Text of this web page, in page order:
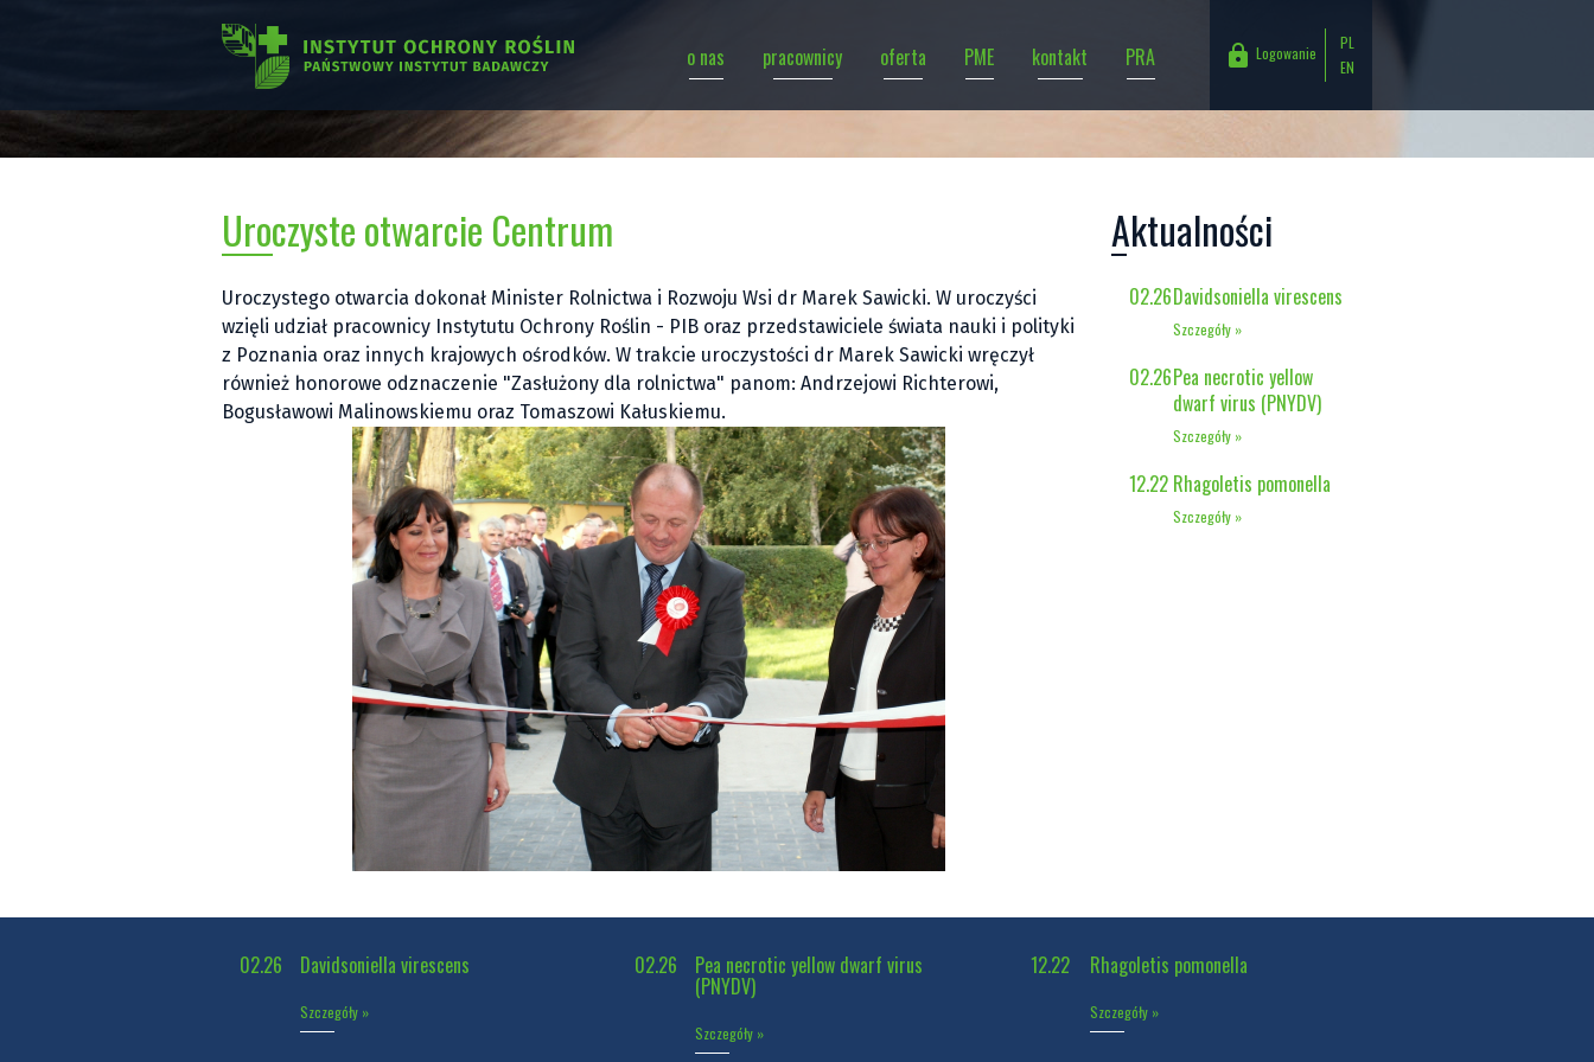
 Logowanie
PL
EN
o nas pracownicy oferta PME kontakt PRA
Uroczyste otwarcie Centrum
Uroczystego otwarcia dokonał Minister Rolnictwa i Rozwoju Wsi dr Marek Sawicki. W uroczyści
wzięli udział pracownicy Instytutu Ochrony Roślin - PIB oraz przedstawiciele świata nauki i polityki
z Poznania oraz innych krajowych ośrodków. W trakcie uroczystości dr Marek Sawicki wręczył
również honorowe odznaczenie "Zasłużony dla rolnictwa" panom: Andrzejowi Richterowi,
Bogusławowi Malinowskiemu oraz Tomaszowi Kałuskiemu.
Aktualności
02.26Davidsoniella virescens
Szczegóły »
02.26Pea necrotic yellow
dwarf virus (PNYDV)
Szczegóły »
12.22 Rhagoletis pomonella
Szczegóły »
02.26 Davidsoniella virescens
Szczegóły »
02.26 Pea necrotic yellow dwarf virus
(PNYDV)
Szczegóły »
12.22 Rhagoletis pomonella
Szczegóły »